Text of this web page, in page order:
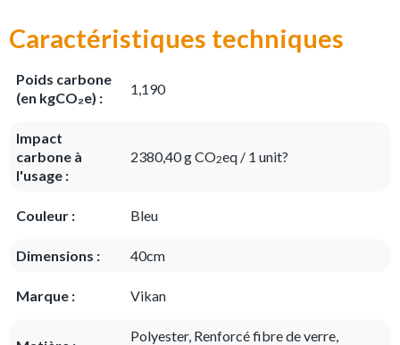
Caractéristiques techniques
Poids carbone
(en kgCO₂e) :
1,190
Impact
carbone à
l'usage :
2380,40 g CO2eq / 1 unit?
Couleur : Bleu
Dimensions : 40cm
Marque : Vikan
Polyester, Renforcé fibre de verre,